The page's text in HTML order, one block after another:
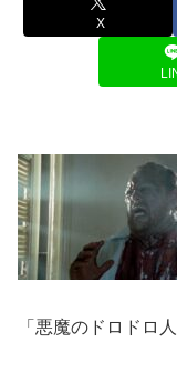
X
「悪魔のドロドロ